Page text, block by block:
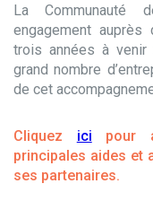
La Communauté
engagement
trois années à
grand nombre
de cet
Cliquez ici pour
principales aides et
ses partenaires.